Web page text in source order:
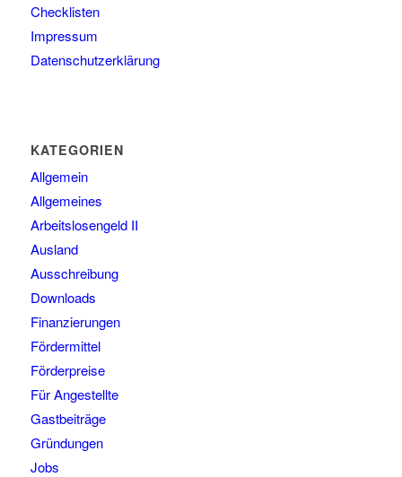
Checklisten
Impressum
Datenschutzerklärung
KATEGORIEN
Allgemein
Allgemeines
Arbeitslosengeld II
Ausland
Ausschreibung
Downloads
Finanzierungen
Fördermittel
Förderpreise
Für Angestellte
Gastbeiträge
Gründungen
Jobs